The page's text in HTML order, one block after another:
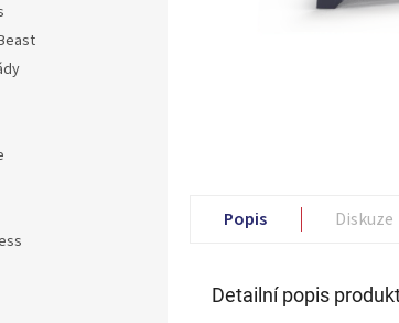
Popis Diskuze
Detailní popis